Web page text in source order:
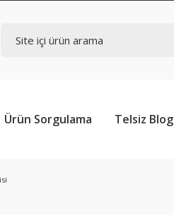
Ürün Sorgulama Telsiz Blog